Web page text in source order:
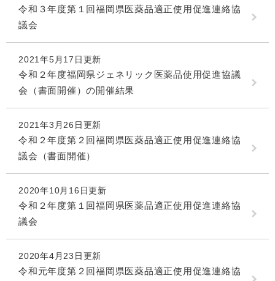
令和３年度第１回福岡県医薬品適正使用促進連絡協
議会
2021年5月17日更新
令和２年度福岡県ジェネリック医薬品使用促進協議
会（書面開催）の開催結果
2021年3月26日更新
令和２年度第２回福岡県医薬品適正使用促進連絡協
議会（書面開催）
2020年10月16日更新
令和２年度第１回福岡県医薬品適正使用促進連絡協
議会
2020年4月23日更新
令和元年度第２回福岡県医薬品適正使用促進連絡協